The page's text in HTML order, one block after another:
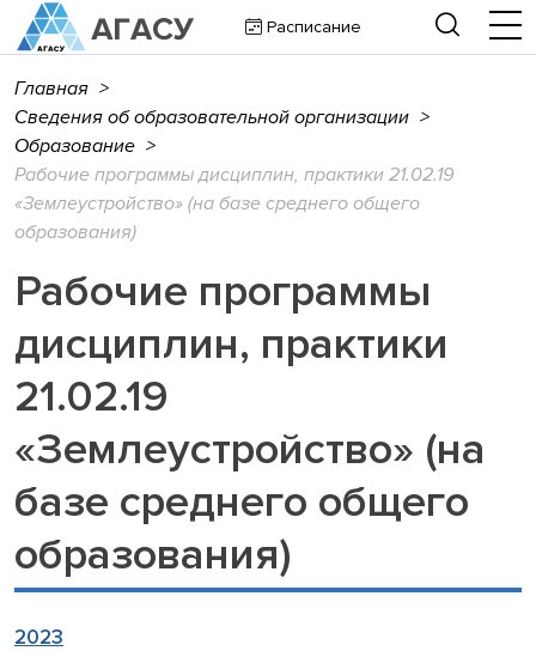
Расписание
Главная >
Сведения об образовательной организации >
Образование >
Рабочие программы дисциплин, практики 21.02.19
«Землеустройство» (на базе среднего общего
образования)
Рабочие программы
дисциплин, практики
21.02.19
«Землеустройство» (на
базе среднего общего
образования)
2023